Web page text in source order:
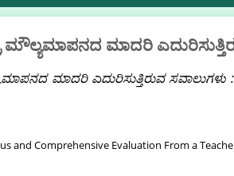
ಮಾದರಿ
ಮಾದರಿ ಎದುರಿಸುತ್ತಿರುವ ಸವಾಲುಗಳು :
and Comprehensive Evaluation From a